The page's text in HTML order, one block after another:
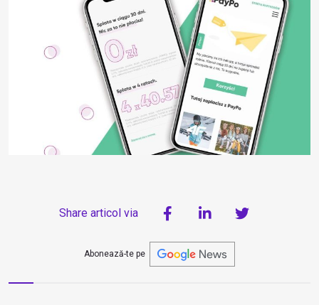
Share articol via
Abonează-te pe